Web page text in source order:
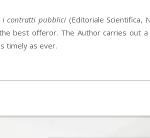
i contratti pubblici(Editoriale Scientifica,
best offeror. The Author carries out
timely as ever.